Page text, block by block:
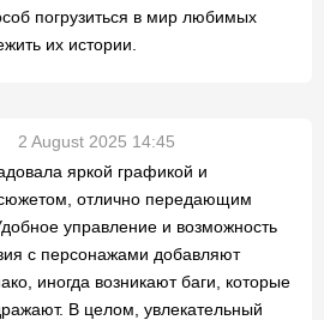
погрузиться в мир любимых
их истории.
2 August 2025 14:45
яркой графикой и
отлично передающим
управление и возможность
с персонажами добавляют
иногда возникают баги, которые
В целом, увлекательный